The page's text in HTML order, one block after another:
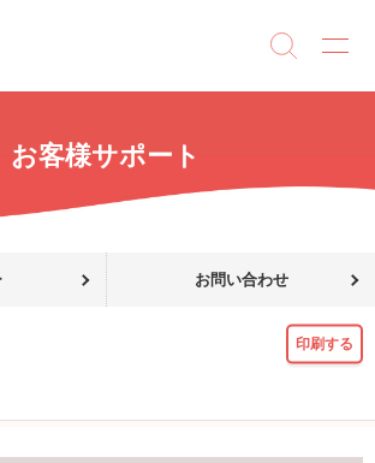
お客様サポート
お問い合わせ
印刷する